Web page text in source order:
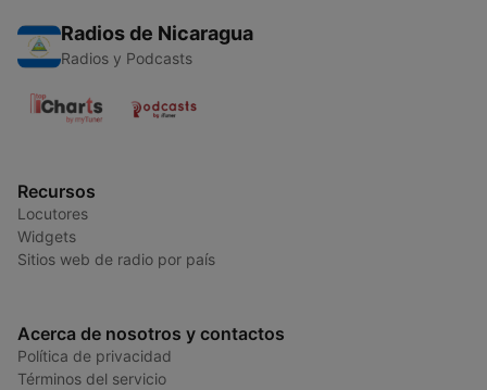
Radios de Nicaragua
Radios y Podcasts
Recursos
Locutores
Widgets
Sitios web de radio por país
Acerca de nosotros y contactos
Política de privacidad
Términos del servicio